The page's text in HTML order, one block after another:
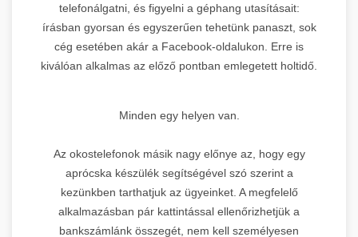
telefonálgatni, és figyelni a géphang utasításait:
írásban gyorsan és egyszerűen tehetünk panaszt, sok
cég esetében akár a Facebook-oldalukon. Erre is
kiválóan alkalmas az előző pontban emlegetett holtidő.
Minden egy helyen van.
Az okostelefonok másik nagy előnye az, hogy egy
aprócska készülék segítségével szó szerint a
kezünkben tarthatjuk az ügyeinket. A megfelelő
alkalmazásban pár kattintással ellenőrizhetjük a
bankszámlánk összegét, nem kell személyesen